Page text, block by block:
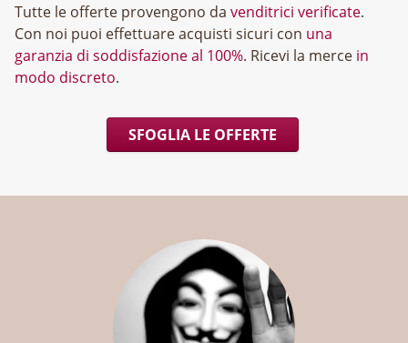
Tutte le offerte provengono da venditrici verificate.
Con noi puoi effettuare acquisti sicuri con una
garanzia di soddisfazione al 100%. Ricevi la merce in
modo discreto.
SFOGLIA LE OFFERTE